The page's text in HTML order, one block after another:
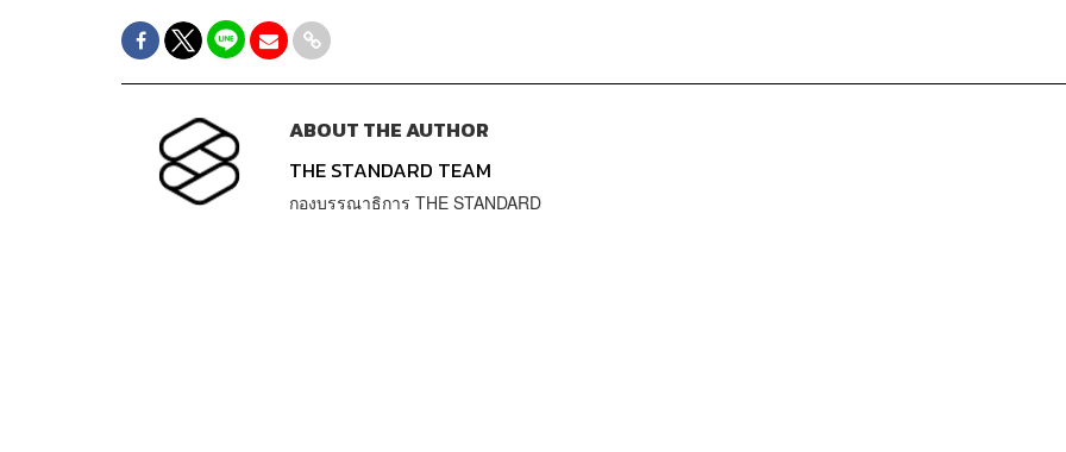
ABOUT THE AUTHOR
THE STANDARD TEAM
กองบรรณาธิการ THE STANDARD